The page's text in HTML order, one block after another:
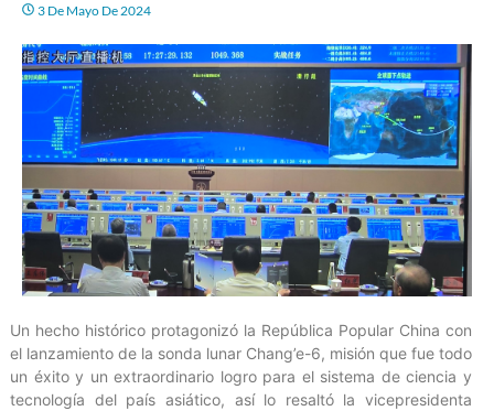
3 De Mayo De 2024
Un hecho histórico protagonizó la República Popular China con
el lanzamiento de la sonda lunar Chang’e-6, misión que fue todo
un éxito y un extraordinario logro para el sistema de ciencia y
tecnología del país asiático, así lo resaltó la vicepresidenta